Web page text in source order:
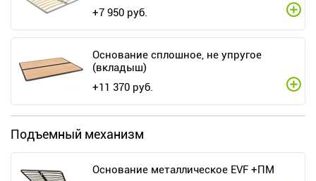
+7 950 руб.
Основание сплошное, не упругое
(вкладыш)
+11 370 руб.
Подъемный механизм
Основание металлическое EVF +ПМ